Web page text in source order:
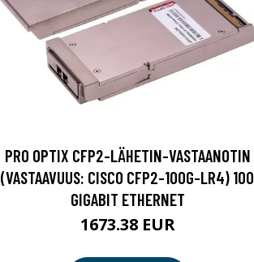
PRO OPTIX CFP2-LÄHETIN-VASTAANOTIN
(VASTAAVUUS: CISCO CFP2-100G-LR4) 100
GIGABIT ETHERNET
1673.38 EUR